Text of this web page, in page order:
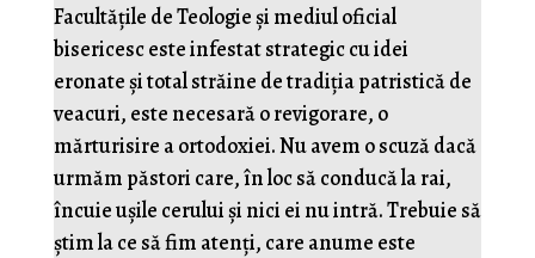
Facultățile de Teologie și mediul oficial
bisericesc este infestat strategic cu idei
eronate și total străine de tradiția patristică de
veacuri, este necesară o revigorare, o
mărturisire a ortodoxiei. Nu avem o scuză dacă
urmăm păstori care, în loc să conducă la rai,
încuie ușile cerului și nici ei nu intră. Trebuie să
știm la ce să fim atenți, care anume este